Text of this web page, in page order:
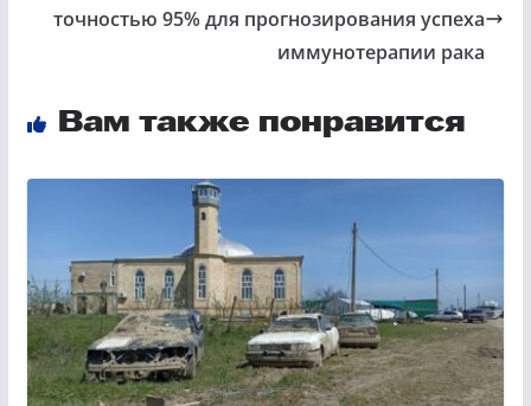
точностью 95% для прогнозирования успеха
иммунотерапии рака
Вам также понравится